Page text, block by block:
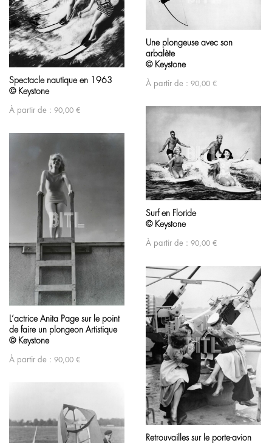
Spectacle nautique en 1963
© Keystone
À partir de : 90,00 €
Une plongeuse avec son
arbalète
© Keystone
À partir de : 90,00 €
Surf en Floride
© Keystone
À partir de : 90,00 €
L’actrice Anita Page sur le point
de faire un plongeon Artistique
© Keystone
À partir de : 90,00 €
Retrouvailles sur le porte-avion